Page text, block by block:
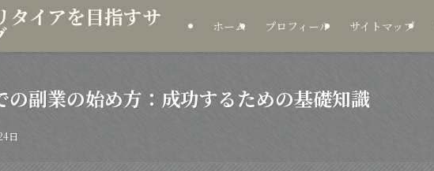
タイアを目指すサ ホーム プロフィール サイトマップ
の副業の始め方：成功するための基礎知識
日